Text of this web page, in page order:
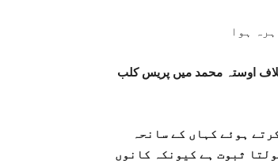
ہوا
اوستہ محمد میں پریس کلب
ہوئے کہاں کے سانحہ
ثبوت ہے کیونکہ کانوں